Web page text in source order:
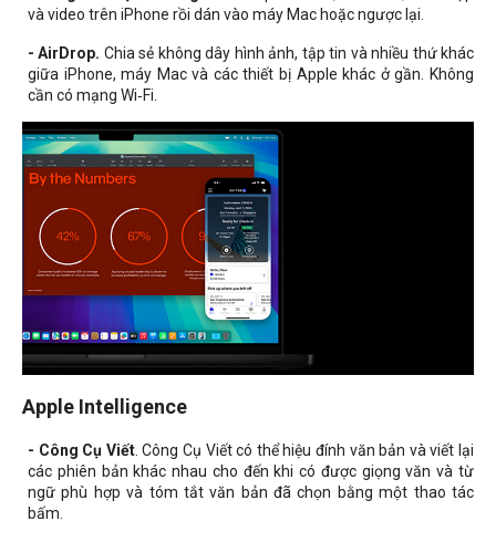
và video trên iPhone rồi dán vào máy Mac hoặc ngược lại.
- AirDrop. Chia sẻ không dây hình ảnh, tập tin và nhiều thứ khác
giữa iPhone, máy Mac và các thiết bị Apple khác ở gần. Không
cần có mạng Wi‑Fi.
Apple Intelligence
- Công Cụ Viết. Công Cụ Viết có thể hiệu đính văn bản và viết lại
các phiên bản khác nhau cho đến khi có được giọng văn và từ
ngữ phù hợp và tóm tắt văn bản đã chọn bằng một thao tác
bấm.